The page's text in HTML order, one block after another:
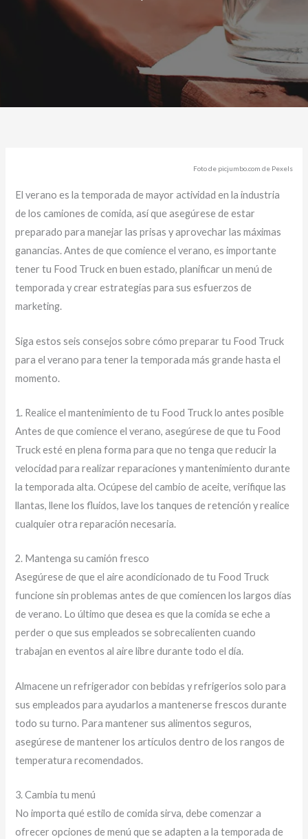
Foto de picjumbo.com de Pexels
El verano es la temporada de mayor actividad en la industria
de los camiones de comida, así que asegúrese de estar
preparado para manejar las prisas y aprovechar las máximas
ganancias. Antes de que comience el verano, es importante
tener tu Food Truck en buen estado, planificar un menú de
temporada y crear estrategias para sus esfuerzos de
marketing.
Siga estos seis consejos sobre cómo preparar tu Food Truck
para el verano para tener la temporada más grande hasta el
momento.
1. Realice el mantenimiento de tu Food Truck lo antes posible
Antes de que comience el verano, asegúrese de que tu Food
Truck esté en plena forma para que no tenga que reducir la
velocidad para realizar reparaciones y mantenimiento durante
la temporada alta. Ocúpese del cambio de aceite, verifique las
llantas, llene los fluidos, lave los tanques de retención y realice
cualquier otra reparación necesaria.
2. Mantenga su camión fresco
Asegúrese de que el aire acondicionado de tu Food Truck
funcione sin problemas antes de que comiencen los largos días
de verano. Lo último que desea es que la comida se eche a
perder o que sus empleados se sobrecalienten cuando
trabajan en eventos al aire libre durante todo el día.
Almacene un refrigerador con bebidas y refrigerios solo para
sus empleados para ayudarlos a mantenerse frescos durante
todo su turno. Para mantener sus alimentos seguros,
asegúrese de mantener los artículos dentro de los rangos de
temperatura recomendados.
3. Cambia tu menú
No importa qué estilo de comida sirva, debe comenzar a
ofrecer opciones de menú que se adapten a la temporada de